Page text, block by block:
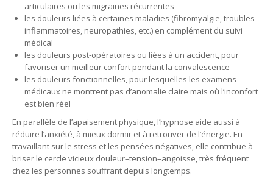
articulaires ou les migraines récurrentes
les douleurs liées à certaines maladies (fibromyalgie, troubles
inflammatoires, neuropathies, etc.) en complément du suivi
médical
les douleurs post-opératoires ou liées à un accident, pour
favoriser un meilleur confort pendant la convalescence
les douleurs fonctionnelles, pour lesquelles les examens
médicaux ne montrent pas d’anomalie claire mais où l’inconfort
est bien réel
En parallèle de l’apaisement physique, l’hypnose aide aussi à
réduire l’anxiété, à mieux dormir et à retrouver de l’énergie. En
travaillant sur le stress et les pensées négatives, elle contribue à
briser le cercle vicieux douleur–tension–angoisse, très fréquent
chez les personnes souffrant depuis longtemps.